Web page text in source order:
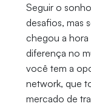
Seguir o
desafios, mas
chegou a
diferença no
você tem a
network, que
mercado de